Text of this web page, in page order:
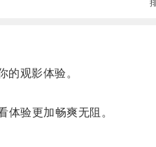
观影体验。
验更加畅爽无阻。